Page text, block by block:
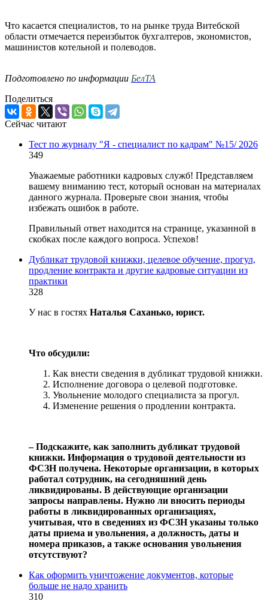
Что касается специалистов, то на рынке труда Витебской
области отмечается переизбыток бухгалтеров, экономистов,
машинистов котельной и полеводов.
Подготовлено по информации БелТА
Поделиться
Сейчас читают
Тест по журналу "Я - специалист по кадрам" №15/ 2026
349
Уважаемые работники кадровых служб! Представляем
вашему вниманию тест, который основан на материалах
данного журнала. Проверьте свои знания, чтобы
избежать ошибок в работе.
Правильный ответ находится на странице, указанной в
скобках после каждого вопроса. Успехов!
Дубликат трудовой книжки, целевое обучение, прогул,
продление контракта и другие кадровые ситуации из
практики
328
У нас в гостях Наталья Саханько, юрист.
Что обсудили:
Как внести сведения в дубликат трудовой книжки.
Исполнение договора о целевой подготовке.
Увольнение молодого специалиста за прогул.
Изменение решения о продлении контракта.
‒ Подскажите, как заполнить дубликат трудовой
книжки. Информация о трудовой деятельности из
ФСЗН получена. Некоторые организации, в которых
работал сотрудник, на сегодняшний день
ликвидированы. В действующие организации
запросы направлены. Нужно ли вносить периоды
работы в ликвидированных организациях,
учитывая, что в сведениях из ФСЗН указаны только
даты приема и увольнения, а должность, даты и
номера приказов, а также основания увольнения
отсутствуют?
Как оформить уничтожение документов, которые
больше не надо хранить
310